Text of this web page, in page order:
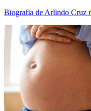
Biografia de Arlindo Cruz